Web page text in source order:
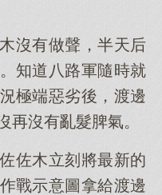
沒有做聲，半天后
知道八路軍隨時就
極端惡劣後，渡邊
再沒有亂髮脾氣。
佐木立刻將最新的
戰示意圖拿給渡邊